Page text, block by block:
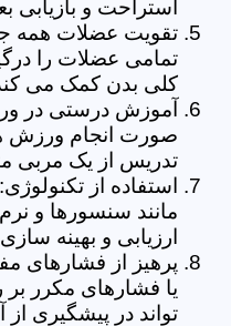
استراحت و بازیابی
تقویت عضلات همه
تمامی عضلات را
کلی بدن کمک می
آموزش درستی در
صورت انجام
تدریس از یک مربی
استفاده از
مانند سنسورها و
ارزیابی و بهینه
پرهیز از فشارهای
یا فشارهای مکرر
تواند در پیشگیری